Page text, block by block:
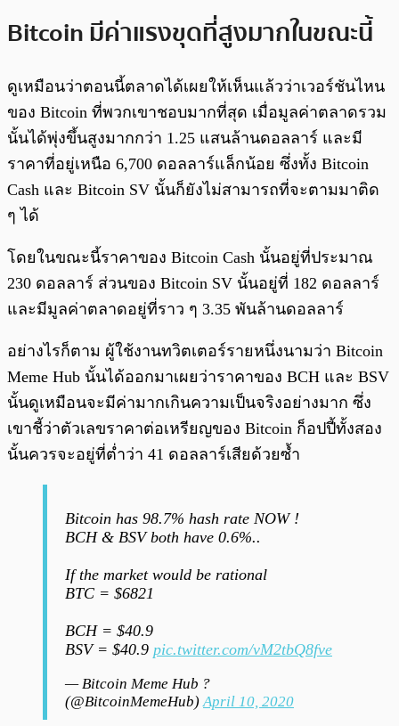
Bitcoin มีค่าแรงขุดที่สูงมากในขณะนี้
ดูเหมือนว่าตอนนี้ตลาดได้เผยให้เห็นแล้วว่าเวอร์ชันไหน
ของ Bitcoin ที่พวกเขาชอบมากที่สุด เมื่อมูลค่าตลาดรวม
นั้นได้พุ่งขึ้นสูงมากกว่า 1.25 แสนล้านดอลลาร์ และมี
ราคาที่อยู่เหนือ 6,700 ดอลลาร์แล็กน้อย ซึ่งทั้ง Bitcoin
Cash และ Bitcoin SV นั้นก็ยังไม่สามารถที่จะตามมาติด
ๆ ได้
โดยในขณะนี้ราคาของ Bitcoin Cash นั้นอยู่ที่ประมาณ
230 ดอลลาร์ ส่วนของ Bitcoin SV นั้นอยู่ที่ 182 ดอลลาร์
และมีมูลค่าตลาดอยู่ที่ราว ๆ 3.35 พันล้านดอลลาร์
อย่างไรก็ตาม ผู้ใช้งานทวิตเตอร์รายหนึ่งนามว่า Bitcoin
Meme Hub นั้นได้ออกมาเผยว่าราคาของ BCH และ BSV
นั้นดูเหมือนจะมีค่ามากเกินความเป็นจริงอย่างมาก ซึ่ง
เขาชี้ว่าตัวเลขราคาต่อเหรียญของ Bitcoin ก็อปปี้ทั้งสอง
นั้นควรจะอยู่ที่ต่ำว่า 41 ดอลลาร์เสียด้วยซ้ำ
Bitcoin has 98.7% hash rate NOW !
BCH & BSV both have 0.6%..
If the market would be rational
BTC = $6821
BCH = $40.9
BSV = $40.9 pic.twitter.com/vM2tbQ8fve
— Bitcoin Meme Hub ?
(@BitcoinMemeHub)April 10, 2020